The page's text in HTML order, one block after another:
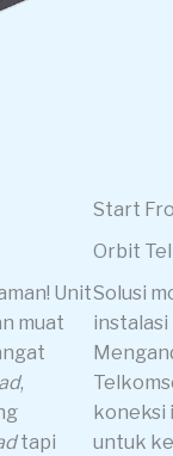
Unit
muat
,
tapi
Start
Orbit
Solusi
instalasi
koneksi
untuk